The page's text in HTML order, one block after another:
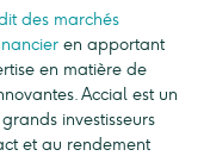
des marchés
en apportant
en matière de
Accial est un
investisseurs
et au rendement